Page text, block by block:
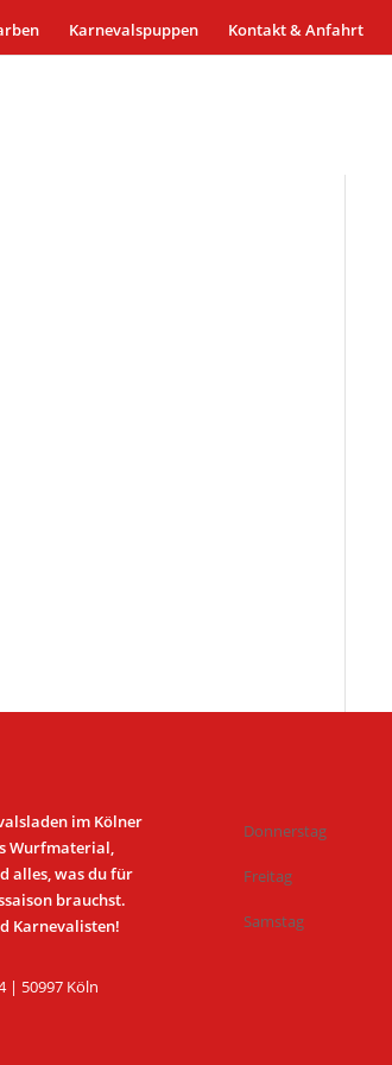
Karnevalspuppen Kontakt & Anfahrt
im Kölner
Wurfmaterial,
alles, was du für
brauchst.
Karnevalisten!
| 50997 Köln
Donnerstag
Freitag
Samstag